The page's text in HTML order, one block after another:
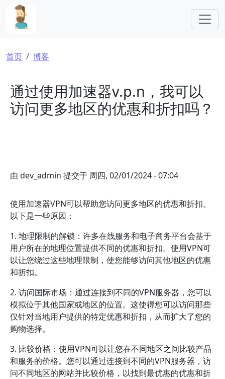
跳转到主要内容
面包屑
首页 博客
通过使用加速器v.p.n，我可以
访问更多地区的优惠和折扣吗？
由 dev_admin 提交于 周四, 02/01/2024 - 07:04
使用加速器VPN可以帮助您访问更多地区的优惠和折扣。
以下是一些原因：
1. 地理限制的解锁：许多在线服务和电子商务平台会基于
用户所在的地理位置提供不同的优惠和折扣。使用VPN可
以让您绕过这些地理限制，使您能够访问其他地区的优惠
和折扣。
2. 访问国际市场：通过连接到不同的VPN服务器，您可以
模拟位于其他国家或地区的位置。这使得您可以访问那些
仅针对当地用户提供的特定优惠和折扣，从而扩大了您的
购物选择。
3. 比较价格：使用VPN可以让您在不同地区之间比较产品
和服务的价格。您可以通过连接到不同的VPN服务器，访
问不同地区的网站并比较价格，以找到最优惠的优惠和折